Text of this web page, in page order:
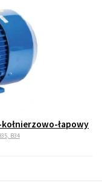
kołnierzowo-łapowy
B34